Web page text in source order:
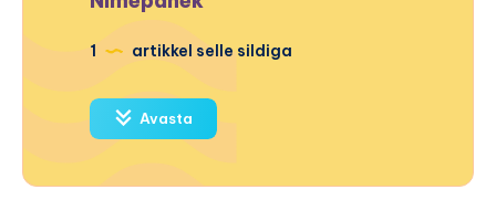
1 artikkel selle sildiga
Avasta